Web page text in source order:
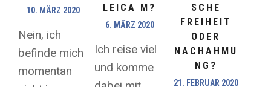
10. MÄRZ 2020
Nein, ich
befinde mich
momentan
LEICA M?
6. MÄRZ 2020
Ich reise viel
und komme
SCHE
FREIHEIT
ODER
NACHAHMU
NG?
21. FEBRUAR 2020